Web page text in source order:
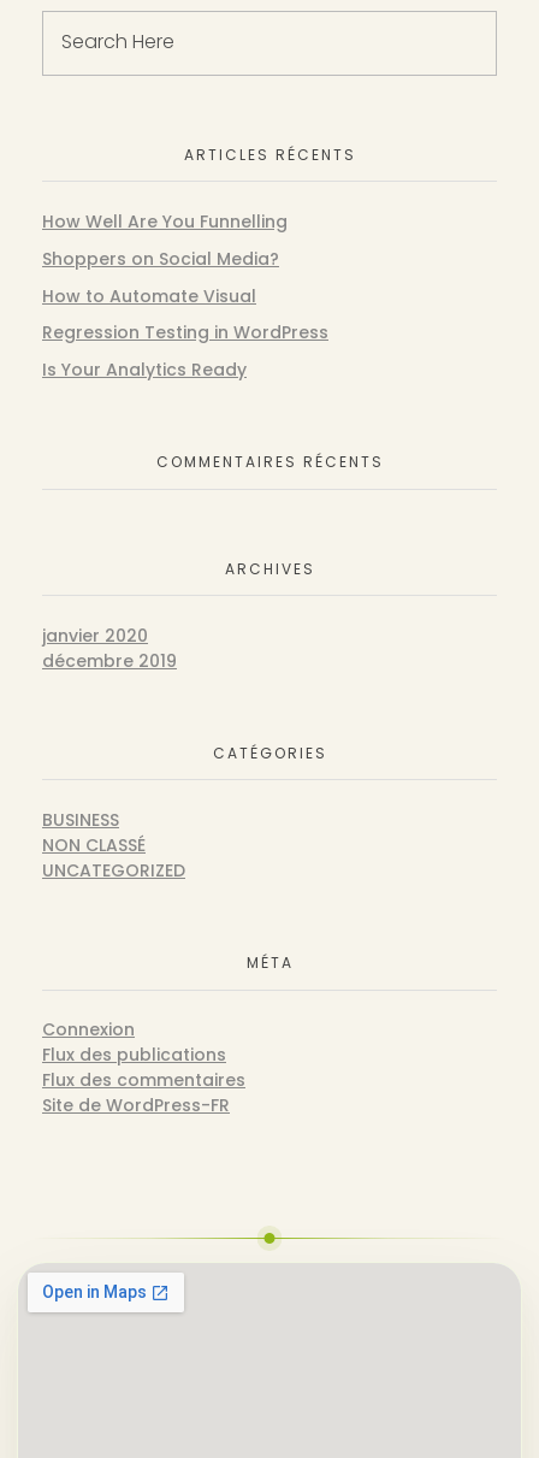
ARTICLES RÉCENTS
How Well Are You Funnelling
Shoppers on Social Media?
How to Automate Visual
Regression Testing in WordPress
Is Your Analytics Ready
COMMENTAIRES RÉCENTS
ARCHIVES
janvier 2020
décembre 2019
CATÉGORIES
BUSINESS
NON CLASSÉ
UNCATEGORIZED
MÉTA
Connexion
Flux des publications
Flux des commentaires
Site de WordPress-FR